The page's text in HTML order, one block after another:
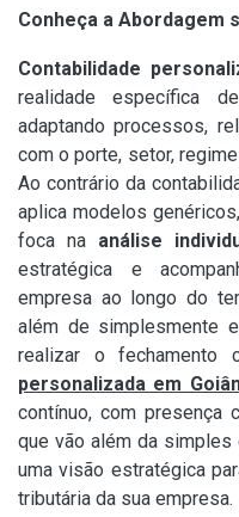
Conheça a Abordagem
Contabilidade
realidade específica
adaptando processos,
com o porte, setor,
Ao contrário da
aplica modelos
foca na análise
estratégica e
empresa ao longo do
além de simplesmente
realizar o fechamento
personalizada em
contínuo, com presença
que vão além da
uma visão estratégica
tributária da sua empresa.